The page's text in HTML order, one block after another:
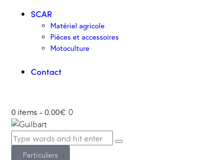
SCAR
Matériel agricole
Pièces et accessoires
Motoculture
Contact
0 items - 0.00€ 0
Particuliers